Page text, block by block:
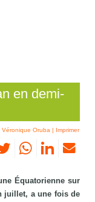
en demi-
Véronique Oruba | Imprimer
Équatorienne sur
juillet, a une fois de